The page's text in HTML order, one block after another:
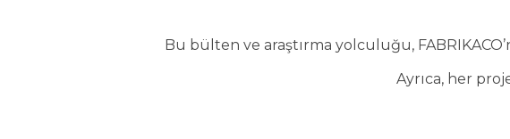
Bu bülten ve araştırma yolculuğu,
Ayrıca, her